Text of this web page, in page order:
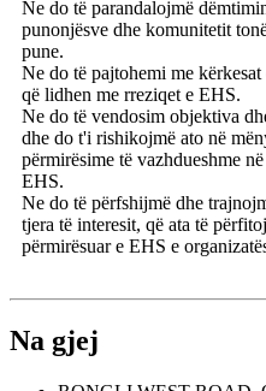
Ne do të parandalojmë
punonjësve dhe komunitetit
pune.
Ne do të pajtohemi me
që lidhen me rreziqet e EHS.
Ne do të vendosim objektiva
dhe do t'i rishikojmë ato në
përmirësime të vazhdueshme
EHS.
Ne do të përfshijmë dhe
tjera të interesit, që ata të
përmirësuar e EHS e
Na gjej